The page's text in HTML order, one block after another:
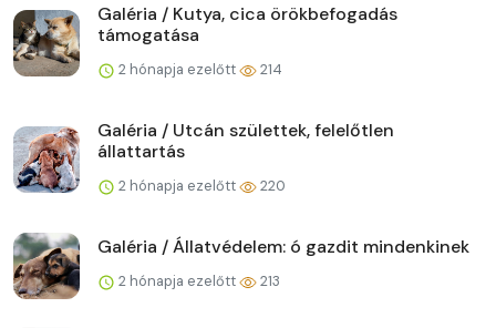
Galéria / Kutya, cica örökbefogadás
támogatása
2 hónapja ezelőtt 214
Galéria / Utcán születtek, felelőtlen
állattartás
2 hónapja ezelőtt 220
Galéria / Állatvédelem: ó gazdit mindenkinek
2 hónapja ezelőtt 213